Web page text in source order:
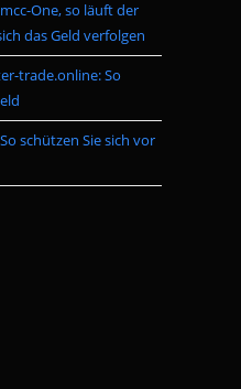
One, so läuft der
das Geld verfolgen
trade.online: So
schützen Sie sich vor